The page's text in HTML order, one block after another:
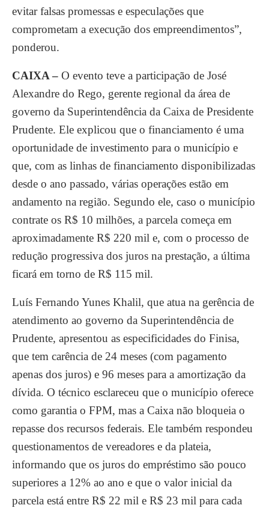
evitar falsas promessas e especulações que
comprometam a execução dos empreendimentos”,
ponderou.
CAIXA – O evento teve a participação de José
Alexandre do Rego, gerente regional da área de
governo da Superintendência da Caixa de Presidente
Prudente. Ele explicou que o financiamento é uma
oportunidade de investimento para o município e
que, com as linhas de financiamento disponibilizadas
desde o ano passado, várias operações estão em
andamento na região. Segundo ele, caso o município
contrate os R$ 10 milhões, a parcela começa em
aproximadamente R$ 220 mil e, com o processo de
redução progressiva dos juros na prestação, a última
ficará em torno de R$ 115 mil.
Luís Fernando Yunes Khalil, que atua na gerência de
atendimento ao governo da Superintendência de
Prudente, apresentou as especificidades do Finisa,
que tem carência de 24 meses (com pagamento
apenas dos juros) e 96 meses para a amortização da
dívida. O técnico esclareceu que o município oferece
como garantia o FPM, mas a Caixa não bloqueia o
repasse dos recursos federais. Ele também respondeu
questionamentos de vereadores e da plateia,
informando que os juros do empréstimo são pouco
superiores a 12% ao ano e que o valor inicial da
parcela está entre R$ 22 mil e R$ 23 mil para cada